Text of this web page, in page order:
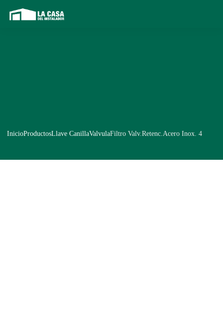
InicioProductosLlave CanillaValvulaFiltro Valv.Retenc.Acero Inox. 4